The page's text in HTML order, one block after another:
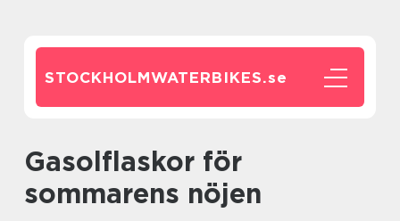
STOCKHOLMWATERBIKES.se
Gasolflaskor för
sommarens nöjen